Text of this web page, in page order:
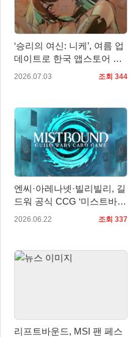
‘승리의 여신: 니케’, 여름 업
데이트로 한국 앱스토어 매
출 1위 탈환…일본•대만도 2
2026.07.03 조회 344
엔씨·아레나넷·빌리빌리, 길
드워 공식 CCG ‘미스트바운
드’ 글로벌 첫 공개
2026.06.22 조회 337
리프트바운드, MSI 팬 페스